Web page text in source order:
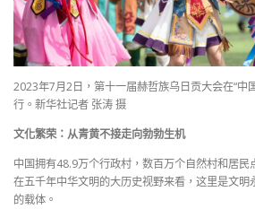
2023年7月2日，第十一届赫哲族乌日贡大会在“中
行。新华社记者 张涛 摄
文化繁荣：从青黄不接走向勃勃生机
中国拥有48.9万个行政村，数百万个自然村和居
在五千年中华文明的大历史视野来看，这里是文明
的载体。